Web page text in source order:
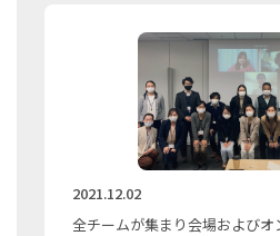
2021.12.02
全チームが集まり会場および